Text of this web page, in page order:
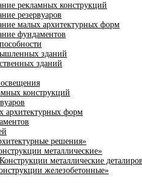
рекламных конструкций
резервуаров
малых архитектурных форм
фундаментов
зданий
зданий
конструкций
архитектурных форм
решения»
металлические»
металлические
железобетонные»